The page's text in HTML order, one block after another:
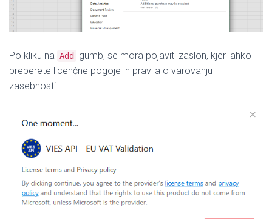
Po kliku na Add
gumb, se mora pojaviti zaslon, kjer lahko
preberete licenčne pogoje in pravila o varovanju
zasebnosti.